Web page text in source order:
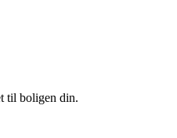
til boligen din.